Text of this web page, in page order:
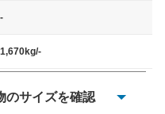
-
1,670kg/-
のサイズを確認